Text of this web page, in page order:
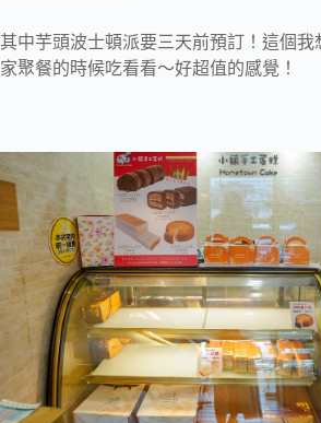
其中芋頭波士頓派要三天前預訂！這個我
家聚餐的時候吃看看～好超值的感覺！